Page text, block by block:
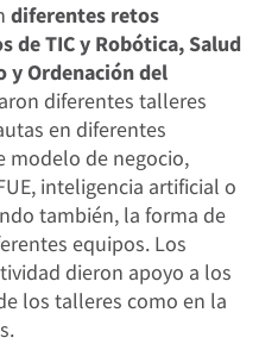
diferentes retos
de TIC y Robótica, Salud
y Ordenación del
diferentes talleres
en diferentes
modelo de negocio,
inteligencia artificial o
también, la forma de
equipos. Los
dieron apoyo a los
los talleres como en la